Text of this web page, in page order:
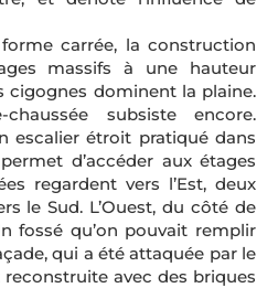
carrée, la construction
massifs à une hauteur
cigognes dominent la plaine.
subsiste encore.
escalier étroit pratiqué dans
d’accéder aux étages
regardent vers l’Est, deux
le Sud. L’Ouest, du côté de
fossé qu’on pouvait remplir
qui a été attaquée par le
avec des briques